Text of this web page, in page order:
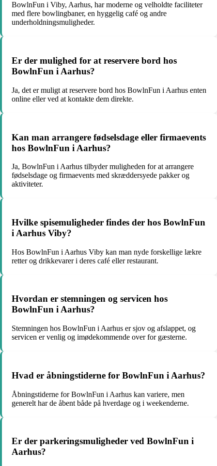
BowlnFun i Viby, Aarhus, har moderne og velholdte faciliteter
med flere bowlingbaner, en hyggelig café og andre
underholdningsmuligheder.
Er der mulighed for at reservere bord hos
BowlnFun i Aarhus?
Ja, det er muligt at reservere bord hos BowlnFun i Aarhus enten
online eller ved at kontakte dem direkte.
Kan man arrangere fødselsdage eller firmaevents
hos BowlnFun i Aarhus?
Ja, BowlnFun i Aarhus tilbyder muligheden for at arrangere
fødselsdage og firmaevents med skræddersyede pakker og
aktiviteter.
Hvilke spisemuligheder findes der hos BowlnFun
i Aarhus Viby?
Hos BowlnFun i Aarhus Viby kan man nyde forskellige lækre
retter og drikkevarer i deres café eller restaurant.
Hvordan er stemningen og servicen hos
BowlnFun i Aarhus?
Stemningen hos BowlnFun i Aarhus er sjov og afslappet, og
servicen er venlig og imødekommende over for gæsterne.
Hvad er åbningstiderne for BowlnFun i Aarhus?
Åbningstiderne for BowlnFun i Aarhus kan variere, men
generelt har de åbent både på hverdage og i weekenderne.
Er der parkeringsmuligheder ved BowlnFun i
Aarhus?